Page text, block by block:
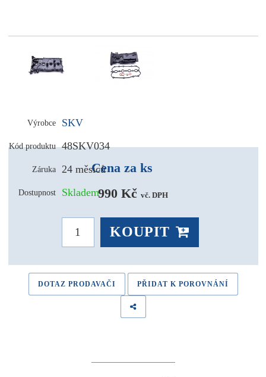
Výrobce SKV
Kód produktu 48SKV034
Záruka 24 měsíců
Dostupnost Skladem
Cena za ks
990 Kč vč. DPH
KOUPIT
DOTAZ PRODAVAČI PŘIDAT K POROVNÁNÍ